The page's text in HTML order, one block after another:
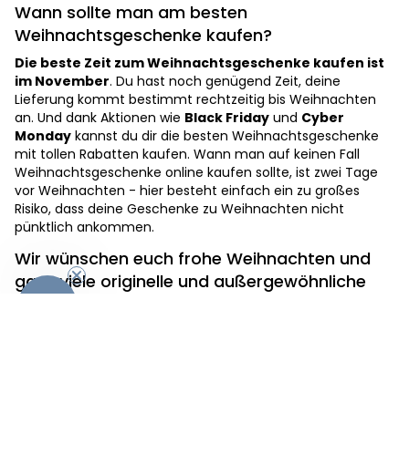
Wann sollte man am besten
Weihnachtsgeschenke kaufen?
Die beste Zeit zum Weihnachtsgeschenke kaufen ist
im November. Du hast noch genügend Zeit, deine
Lieferung kommt bestimmt rechtzeitig bis Weihnachten
an. Und dank Aktionen wie Black Friday und Cyber
Monday kannst du dir die besten Weihnachtsgeschenke
mit tollen Rabatten kaufen. Wann man auf keinen Fall
Weihnachtsgeschenke online kaufen sollte, ist zwei Tage
vor Weihnachten - hier besteht einfach ein zu großes
Risiko, dass deine Geschenke zu Weihnachten nicht
pünktlich ankommen.
Wir wünschen euch frohe Weihnachten und
ganz viele originelle und außergewöhnliche